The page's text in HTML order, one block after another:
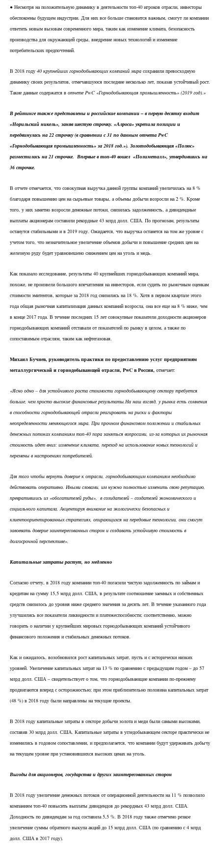
● Несмотря на положительную динамику в деятельности топ-40 игроков отрасли, инвесторы
обеспокоены будущем индустрии. Для них все больше становится важным, смогут ли компании
ответить новым вызовам современного мира, таким как изменение климата, безопасность
производства для окружающей среды, внедрение новых технологий и изменение
потребительских предпочтений.
В 2018 году 40 крупнейших горнодобывающих компаний мира сохранили превосходную
динамику своих результатов, отмечавшуюся последние несколько лет, показав устойчивый рост.
Такие данные содержатся в отчете PwC «Горнодобывающая промышленность» (2019 год).»
В рейтинге также представлены и российские компании – в первую десятку входит
«Норильский никель», заняв шестую строчку. «Алроса» укрепила позиции и
передвинулась на 22 строчку (в сравнении с 31 по данным отчета PwC
«Горнодобывающая промышленность» за 2018 год.»). Золотодобывающая «Полюс»
разместилась на 21 строчке. Впервые в топ-40 вошел «Полиметалл», утвердившись на
36 строчке.
В отчете отмечается, что совокупная выручка данной группы компаний увеличилась на 8 %
благодаря повышению цен на сырьевые товары, а объемы добычи возросли на 2 %. Кроме
того, у них заметно возросли денежные потоки, снизилась задолженность, а дивидендные
выплаты акционерам составили рекордные 43 млрд долл. США. По прогнозам, результаты
останутся стабильными и в 2019 году. Ожидается, что выручка останется на том же уровне с
учетом того, что незначительное увеличение объемов добычи и повышение средних цен на
железную руду будет уравновешено снижением цен на уголь и медь.
Как показало исследование, результаты 40 крупнейших горнодобывающих компаний мира,
похоже, не произвели большого впечатления на инвесторов, если судить по рыночным оценкам
стоимости эмитентов, которые за 2018 год снизились на 18 %. Хотя в первом квартале этого
года общая рыночная капитализация данных компаний возросла, она все еще на 8 % ниже, чем
в конце 2017 года. В течение последних 15 лет совокупные показатели доходности акционеров
горнодобывающих компаний отставали от показателей по рынку в целом, а также по
сопоставимым отраслям, таким как нефтегазовая.
Михаил Бучнев, руководитель практики по предоставлению услуг предприятиям
металлургической и горнодобывающей отрасли, PwC в России, отмечает:
«Ясно одно – для устойчивого роста стоимости горнодобывающему сектору требуется
больше, чем просто высокие финансовые результаты.На наш взгляд, у рынка есть сомнения
в способности горнодобывающей отрасли реагировать на риски и факторы
неопределенности меняющегося мира. При прочном финансовом положении и стабильных
денежных потоках компаниям топ-40 пора заняться вопросами, из-за которых их рыночная
стоимость идет вниз: изменение климата, переход на использование новых технологий и
перемены в настроениях потребителей.
Для того чтобы вернуть доверие к отрасли, горнодобывающим компаниям необходимо
действовать оперативно. Иными словами, им нужно полностью изменить свою репутацию,
превратившись из «обогатителей руды», в созидателей – создателей экономического и
социального капитала. Акцентируя внимание на экологически безопасных и
клиентоориентированных стратегиях, опирающихся на передовые технологии, они смогут
завоевать доверие заинтересованных сторон и создавать устойчивую стоимость в
долгосрочной перспективе».
Капитальные затраты растут, но медленно
Согласно отчету, в 2018 году компании топ-40 погасили чистую задолженность по займам и
кредитам на сумму 15,5 млрд долл. США, в результате соотношение заемных и собственных
средств снизилось до уровня ниже среднего значения за десять лет. В течение указанного года
улучшились все показатели ликвидности и платежеспособности; соответственно, можно
говорить о наличии у крупнейших мировых горнодобывающих компаний устойчивого
финансового положения и стабильных денежных потоков.
Как и ожидалось, возобновился рост капитальных затрат, пусть и с исторически низких
уровней. Увеличение капитальных затрат на 13 % по сравнению с предыдущим годом – до 57
млрд долл. США – свидетельствует о том, что горнодобывающие компании по-прежнему
продвигаются вперед с осторожностью; при этом приблизительно половина капитальных затрат
(48 %) в 2018 году были направлены на текущие проекты.
В 2018 году капитальные затраты в секторе добычи золота и меди были самыми высокими,
составив 30 млрд долл. США. Капитальные затраты в угледобывающем секторе практически не
изменились в годовом сопоставлении, и предполагается, что компании будут удерживать добычу
на текущем уровне при установившихся высоких ценах на уголь.
Выгоды для акционеров, государства и других заинтересованных сторон
В 2018 году увеличение денежных потоков от операционной деятельности на 11 % позволило
компаниям топ-40 повысить выплаты дивидендов до рекордных 43 млрд долл. США.
Доходность по дивидендам за год составила 5,5 %. В 2018 году также отмечено резкое
увеличение суммы обратного выкупа акций до 15 млрд долл. США (по сравнению с 4 млрд
долл. США в 2017 году).